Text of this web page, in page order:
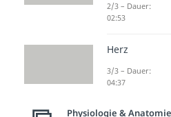
Die Monomere
Glucose. Die
Einfachzucker
dann eine
daraus
2/3 – Dauer:
02:53
Herz
3/3 – Dauer:
04:37
Physiologie & Anatomie